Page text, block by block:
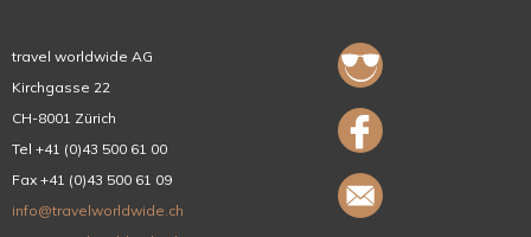
travel worldwide AG
Kirchgasse 22
CH-8001 Zürich
Tel +41 (0)43 500 61 00
Fax +41 (0)43 500 61 09
info@travelworldwide.ch